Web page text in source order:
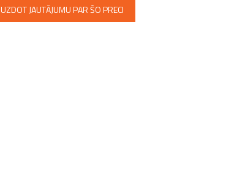
UZDOT JAUTĀJUMU PAR ŠO PRECI